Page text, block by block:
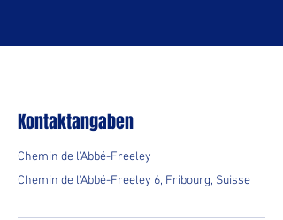
Kontaktangaben
Chemin de l'Abbé-Freeley
Chemin de l'Abbé-Freeley 6, Fribourg, Suisse